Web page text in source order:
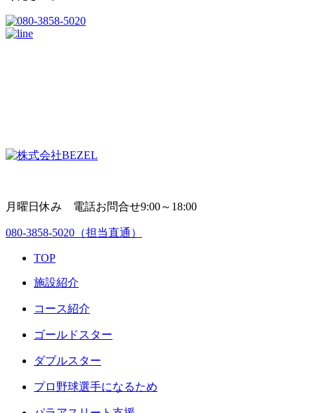
月曜日休み 電話お問合せ9:00～18:00
080-3858-5020 （担当直通）
TOP
施設紹介
コース紹介
ゴールドスター
ダブルスター
プロ野球選手になるため